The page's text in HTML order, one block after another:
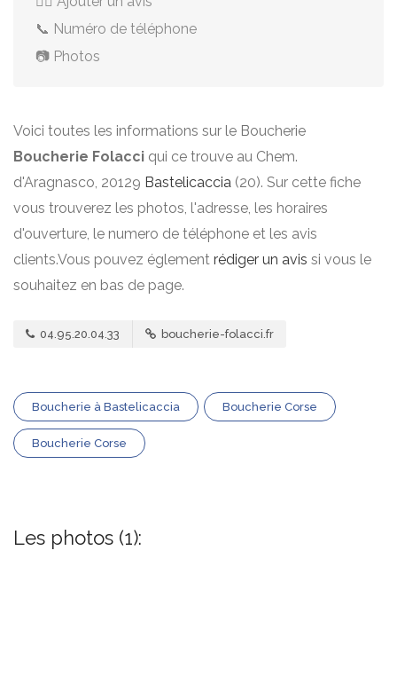
📞 Numéro de téléphone
📷 Photos
Voici toutes les informations sur le Boucherie
Boucherie Folacci qui ce trouve au Chem.
d'Aragnasco, 20129 Bastelicaccia (20). Sur cette fiche
vous trouverez les photos, l'adresse, les horaires
d'ouverture, le numero de téléphone et les avis
clients.Vous pouvez églement rédiger un avis si vous le
souhaitez en bas de page.
04.95.20.04.33 boucherie-folacci.fr
Boucherie à Bastelicaccia Boucherie Corse
Boucherie Corse
Les photos (1):